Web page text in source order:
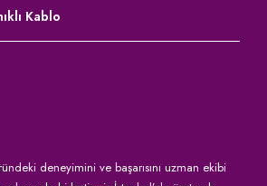
Kablo
deneyimini ve başarısını uzman ekibi